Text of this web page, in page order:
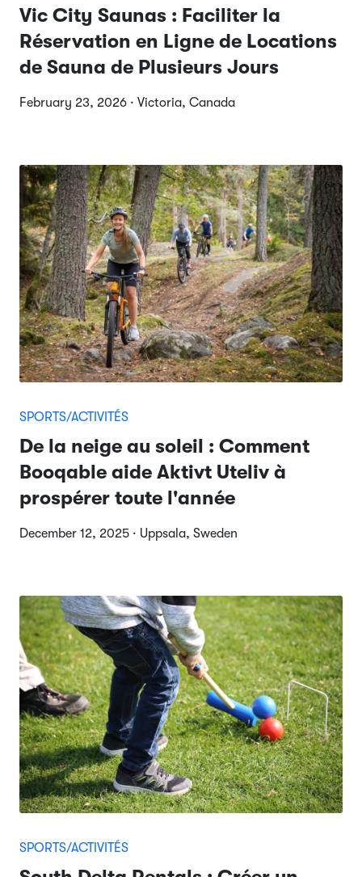
Vic City Saunas : Faciliter la
Réservation en Ligne de Locations
de Sauna de Plusieurs Jours
February 23, 2026 · Victoria, Canada
SPORTS/ACTIVITÉS
De la neige au soleil : Comment
Booqable aide Aktivt Uteliv à
prospérer toute l'année
December 12, 2025 · Uppsala, Sweden
SPORTS/ACTIVITÉS